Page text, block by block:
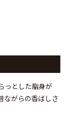
っとした脂身が
ながらの香ばしさ